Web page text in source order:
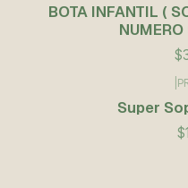
BOTA INFANTIL (
Super